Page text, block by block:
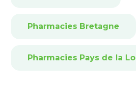
Pharmacies Bretagne
Pharmacies Pays de la